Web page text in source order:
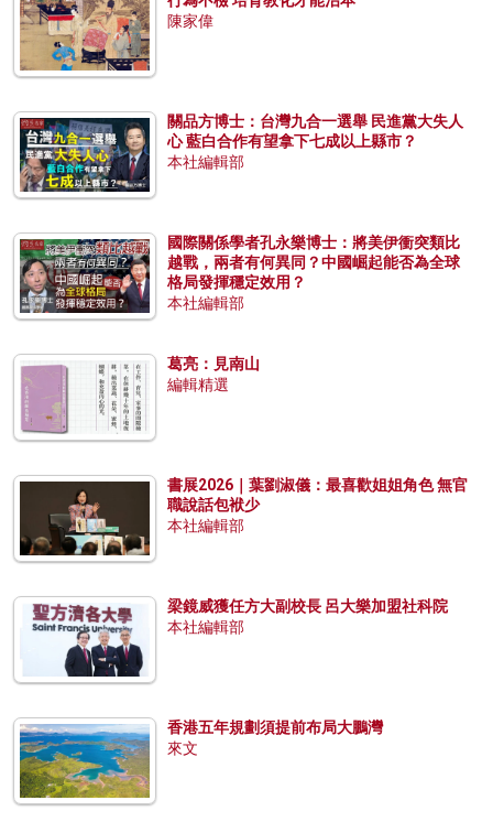
陳家偉
關品方博士：台灣九合一選舉 民進黨大失人
心 藍白合作有望拿下七成以上縣市？
本社編輯部
國際關係學者孔永樂博士：將美伊衝突類比
越戰，兩者有何異同？中國崛起能否為全球
格局發揮穩定效用？
本社編輯部
葛亮：見南山
編輯精選
書展2026｜葉劉淑儀：最喜歡姐姐角色 無官
職說話包袱少
本社編輯部
梁鏡威獲任方大副校長 呂大樂加盟社科院
本社編輯部
香港五年規劃須提前布局大鵬灣
來文